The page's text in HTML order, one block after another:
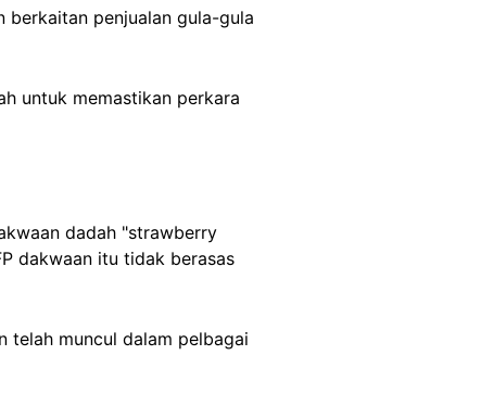
berkaitan penjualan gula-gula
untuk memastikan perkara
dadah "strawberry
dakwaan itu tidak berasas
telah muncul dalam pelbagai